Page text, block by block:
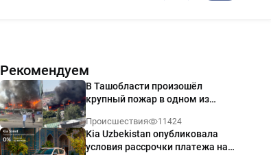
Рекомендуем
В Ташобласти произошёл
крупный пожар в одном из
Происшествия 11424
Kia Uzbekistan опубликовала
условия рассрочки платежа на